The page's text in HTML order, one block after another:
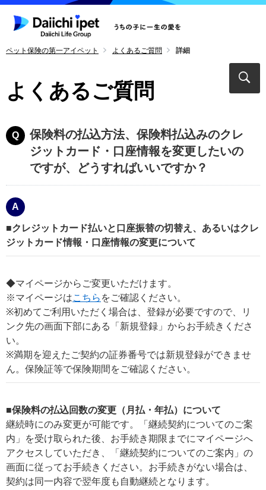
ペット保険の第一アイペット よくあるご質問 詳細
よくあるご質問
保険料の払込方法、保険料払込みのクレ
ジットカード・口座情報を変更したいの
ですが、どうすればいいですか？
■クレジットカード払いと口座振替の切替え、あるいはクレ
ジットカード情報・口座情報の変更について
◆マイページからご変更いただけます。
※マイページはこちら をご確認ください。
※初めてご利用いただく場合は、登録が必要ですので、リ
ンク先の画面下部にある「新規登録」からお手続きくださ
い。
※満期を迎えたご契約の証券番号では新規登録ができませ
ん。保険証等で保険期間をご確認ください。
■保険料の払込回数の変更（月払・年払）について
継続時にのみ変更が可能です。「継続契約についてのご案
内」を受け取られた後、お手続き期限までにマイページへ
アクセスしていただき、「継続契約についてのご案内」の
画面に従ってお手続きください。お手続きがない場合は、
契約は同一内容で翌年度も自動継続となります。